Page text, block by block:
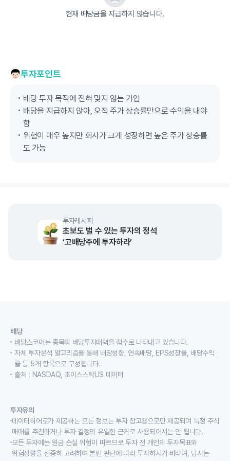
현재 배당금을 지급하지 않습니다.
투자포인트
배당 투자 목적에 전혀 맞지 않는 기업
배당을 지급하지 않아, 오직 주가 상승률만으로 수익을 내야
함
위험이 매우 높지만 회사가 크게 성장하면 높은 주가 상승률
도 가능
투자레시피
초보도 벌 수 있는 투자의 정석
‘고배당주에 투자하라’
배당
배당스코어는 종목의 배당투자매력을 점수로 나타내고 있습니다.
자체 투자분석 알고리즘을 통해 배당성향, 연속배당, EPS성장률, 배당수익
률 등 5개 항목으로 구성됩니다.
출처 : NASDAQ, 초이스스탁US 데이터
투자유의
데이터히어로가 제공하는 모든 정보는 투자 참고용으로만 제공되며 특정 주식
매매를 추천하거나 투자 결정의 유일한 근거로 사용되어서는 안 됩니다.
모든 투자에는 원금 손실 위험이 따르므로 투자 전 개인의 투자목표와
위험성향을 신중히 고려하여 본인 판단에 따라 투자하시기 바라며, 당사는